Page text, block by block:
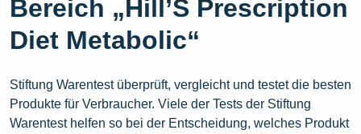
Bereich „Hill’S Prescription
Diet Metabolic“
Stiftung Warentest überprüft, vergleicht und testet die besten
Produkte für Verbraucher. Viele der Tests der Stiftung
Warentest helfen so bei der Entscheidung, welches Produkt